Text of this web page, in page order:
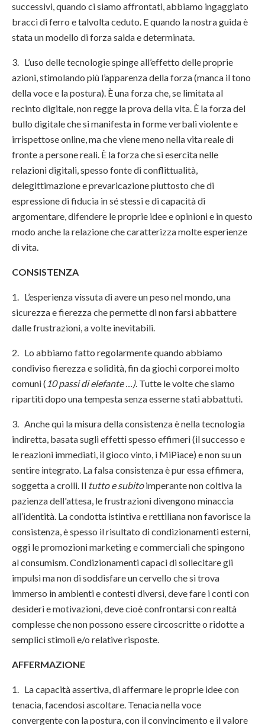
successivi, quando ci siamo affrontati, abbiamo ingaggiato
bracci di ferro e talvolta ceduto. E quando la nostra guida è
stata un modello di forza salda e determinata.
3. L’uso delle tecnologie spinge all’effetto delle proprie
azioni, stimolando più l’apparenza della forza (manca il tono
della voce e la postura). È una forza che, se limitata al
recinto digitale, non regge la prova della vita. È la forza del
bullo digitale che si manifesta in forme verbali violente e
irrispettose online, ma che viene meno nella vita reale di
fronte a persone reali. È la forza che si esercita nelle
relazioni digitali, spesso fonte di conflittualità,
delegittimazione e prevaricazione piuttosto che di
espressione di fiducia in sé stessi e di capacità di
argomentare, difendere le proprie idee e opinioni e in questo
modo anche la relazione che caratterizza molte esperienze
di vita.
CONSISTENZA
1. L’esperienza vissuta di avere un peso nel mondo, una
sicurezza e fierezza che permette di non farsi abbattere
dalle frustrazioni, a volte inevitabili.
2. Lo abbiamo fatto regolarmente quando abbiamo
condiviso fierezza e solidità, fin da giochi corporei molto
comuni ( 10 passi di elefante …). Tutte le volte che siamo
ripartiti dopo una tempesta senza esserne stati abbattuti.
3. Anche qui la misura della consistenza è nella tecnologia
indiretta, basata sugli effetti spesso effimeri (il successo e
le reazioni immediati, il gioco vinto, i MiPiace) e non su un
sentire integrato. La falsa consistenza è pur essa effimera,
soggetta a crolli. Il tutto e subitoimperante non coltiva la
pazienza dell'attesa, le frustrazioni divengono minaccia
all’identità. La condotta istintiva e rettiliana non favorisce la
consistenza, è spesso il risultato di condizionamenti esterni,
oggi le promozioni marketing e commerciali che spingono
al consumism. Condizionamenti capaci di sollecitare gli
impulsi ma non di soddisfare un cervello che si trova
immerso in ambienti e contesti diversi, deve fare i conti con
desideri e motivazioni, deve cioè confrontarsi con realtà
complesse che non possono essere circoscritte o ridotte a
semplici stimoli e/o relative risposte.
AFFERMAZIONE
1. La capacità assertiva, di affermare le proprie idee con
tenacia, facendosi ascoltare. Tenacia nella voce
convergente con la postura, con il convincimento e il valore